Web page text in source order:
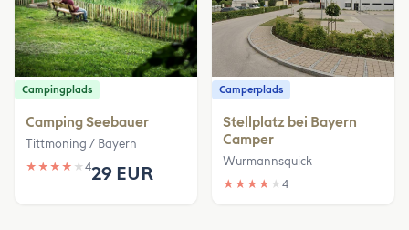
Campingplads
Camping Seebauer
Tittmoning / Bayern
★ ★ ★ ★ ★ 429 EUR
Camperplads
Stellplatz bei Bayern
Camper
Wurmannsquick
★ ★ ★ ★ ★ 4